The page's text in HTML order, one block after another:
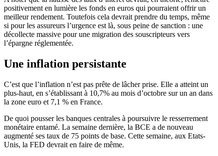
positivement en lumière les fonds en euros qui pourraient offrir un
meilleur rendement. Toutefois cela devrait prendre du temps, même
si pour les assureurs l’urgence est là, sous peine de sanction : une
décollecte massive pour une migration des souscripteurs vers
l’épargne réglementée.
Une inflation persistante
C’est que l’inflation n’est pas prête de lâcher prise. Elle a atteint un
plus-haut, en s’établissant à 10,7% au mois d’octobre sur un an dans
la zone euro et 7,1 % en France.
De quoi pousser les banques centrales à poursuivre le resserrement
monétaire entamé. La semaine dernière, la BCE a de nouveau
augmenté ses taux de 75 points de base. Cette semaine, aux Etats-
Unis, la FED devrait en faire de même.